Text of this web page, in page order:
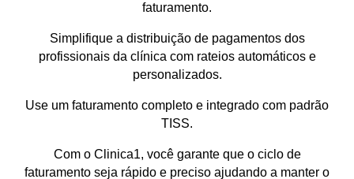
faturamento.
Simplifique a distribuição de pagamentos dos
profissionais da clínica com rateios automáticos e
personalizados.
Use um faturamento completo e integrado com padrão
TISS.
Com o Clinica1, você garante que o ciclo de
faturamento seja rápido e preciso ajudando a manter o